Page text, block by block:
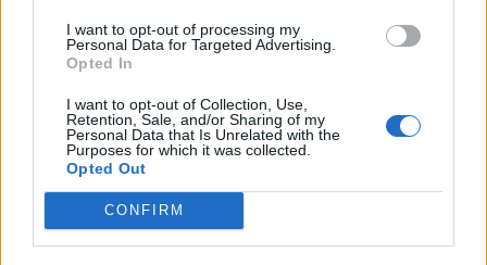
I want to opt-out of processing my
Personal Data for Targeted Advertising.
Opted In
I want to opt-out of Collection, Use,
Retention, Sale, and/or Sharing of my
Personal Data that Is Unrelated with the
Purposes for which it was collected.
Opted Out
CONFIRM